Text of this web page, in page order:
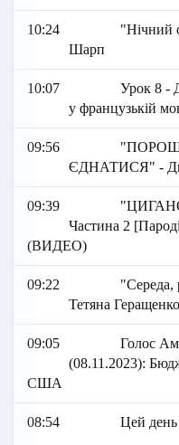
10:24
"Нічний
Шарп
10:07
Урок 8 -
у французькій
09:56
ЄДНАТИСЯ" -
09:39
Частина 2
(ВИДЕО)
09:22
Тетяна Геращенко
09:05
Голос
(08.11.2023):
США
08:54 Цей день